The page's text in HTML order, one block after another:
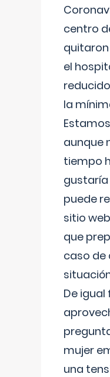
centro
el
la
aunque
tiempo
gustaría
puede
sitio
que
caso de
De
mujer
una